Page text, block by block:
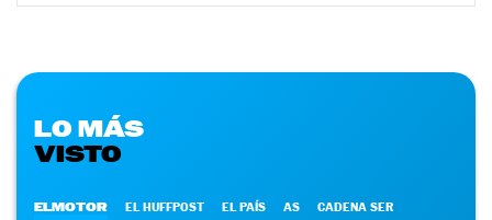
LO MÁS
VISTO
ELMOTOR EL HUFFPOST EL PAÍS AS CADENA SER